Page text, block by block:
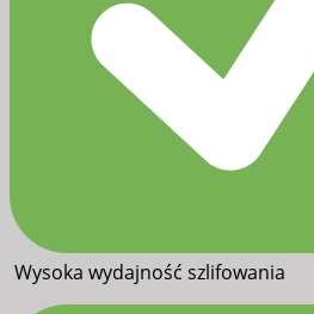
Wysoka wydajność szlifowania